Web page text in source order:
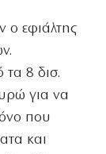
ο εφιάλτης
τα 8 δισ.
για να
που
και